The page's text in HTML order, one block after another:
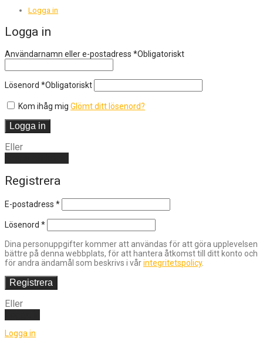
Logga in
Logga in
Användarnamn eller e-postadress *Obligatoriskt
Lösenord *Obligatoriskt
Kom ihåg mig Glömt ditt lösenord?
Logga in
Eller
Registrera
E-postadress *
Lösenord *
Dina personuppgifter kommer att användas för att göra upplevelsen
bättre på denna webbplats, för att hantera åtkomst till ditt konto och
för andra ändamål som beskrivs i vårintegritetspolicy.
Registrera
Eller
Logga in